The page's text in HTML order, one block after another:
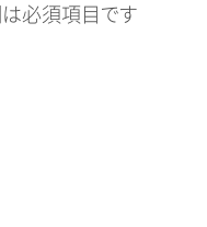
必須項目です